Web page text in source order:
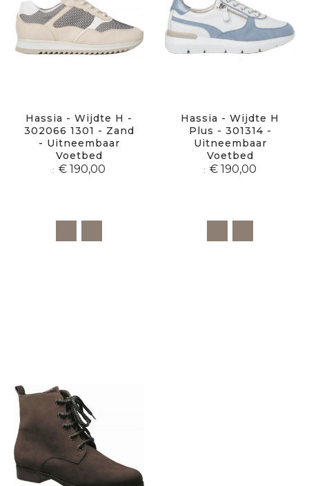
Hassia - Wijdte H -
302066 1301 - Zand
- Uitneembaar
Voetbed
€ 190,00
Hassia - Wijdte H
Plus - 301314 -
Uitneembaar
Voetbed
€ 190,00